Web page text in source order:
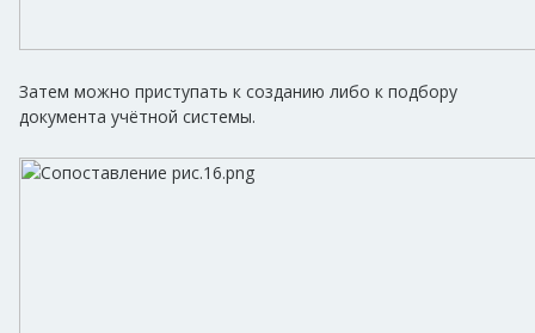
Затем можно приступать к созданию либо к подбору
документа учётной системы.